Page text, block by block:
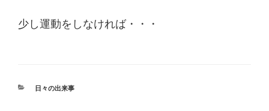
少し運動をしなければ・・・
カ
日々の出来事